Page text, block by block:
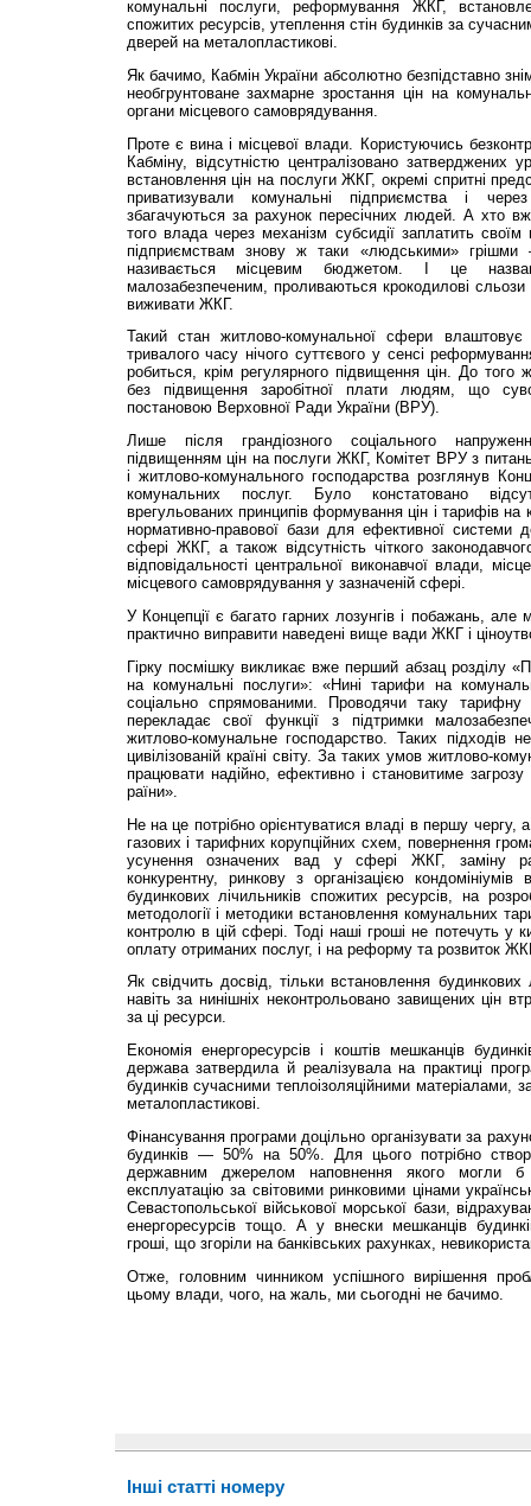
комунальні послуги, реформування ЖКГ,
спожитих ресурсів, утеплення стін будинків за
дверей на металопластикові.
Як бачимо, Кабмін Ук­раїни абсолютно безпідставно
необгрунтоване захмарне зростання цін на
органи місцевого самоврядування.
Проте є вина і місцевої влади. Користуючись
Кабміну, відсутністю централізовано затверджених
встановлення цін на послуги ЖКГ, окремі спритні
приватизували комунальні підприємства і
збагачуються за рахунок пересічних людей. А хто
того влада через механізм субсидії заплатить
підприємствам знову ж таки «людськими»
називається місцевим бюджетом. І це
малозабезпеченим, проливаються крокодилові
виживати ЖКГ.
Такий стан житлово-комунальної сфери
тривалого часу нічого суттєвого у сенсі
робиться, крім регулярного підвищення цін. До того
без підвищення заробітної плати людям, що
постановою Верховної Ради України (ВРУ).
Лише після грандіозного соціального
підвищенням цін на послуги ЖКГ, Комітет ВРУ з
і житлово-комунального господарства розглянув
комунальних послуг. Було констатовано
врегульованих принципів формування цін і тарифів на
нормативно-правової бази для ефективної системи
сфері ЖКГ, а також відсутність чіткого
відповідальності центральної виконавчої влади,
місцевого самоврядування у зазначеній сфері.
У Концепції є багато гарних лозунгів і побажань,
практично виправити наведені вище вади ЖКГ і
Гірку посмішку викликає вже перший абзац розділу
на комунальні послуги»: «Нині тарифи на
соціально спрямованими. Проводячи таку тарифну
перекладає свої функції з підтримки
житлово-комунальне господарство. Таких підходів
цивілізованій країні світу. За таких умов житлово-
працювати надійно, ефективно і становитиме
раїни».
Не на це потрібно орієнтуватися владі в першу чергу,
газових і тарифних корупційних схем, повернення
усунення означених вад у сфері ЖКГ, заміну
конкурентну, ринкову з організацією
будинкових лічильників спожитих ресурсів, на
методології і методики встановлення комунальних
контролю в цій сфері. Тоді наші гроші не потечуть у
оплату отриманих послуг, і на реформу та розвиток
Як свідчить досвід, тільки встановлення будинкових
навіть за нинішніх неконтрольовано завищених цін
за ці ресурси.
Економія енергоресурсів і коштів мешканців
держава затвердила й реалізувала на практиці
будинків сучасними теплоізоляційними матеріалами,
металопластикові.
Фінансування програми доцільно організувати за
будинків — 50% на 50%. Для цього потрібно
державним джерелом наповнення якого могли
експлуатацію за світовими ринковими цінами
Севастопольської військової морської бази,
енергоресурсів тощо. А у внески мешканців
гроші, що згоріли на банківських рахунках,
Отже, головним чинником успішного вирішення
цьому влади, чого, на жаль, ми сьогодні не бачимо.
Інші статті номеру